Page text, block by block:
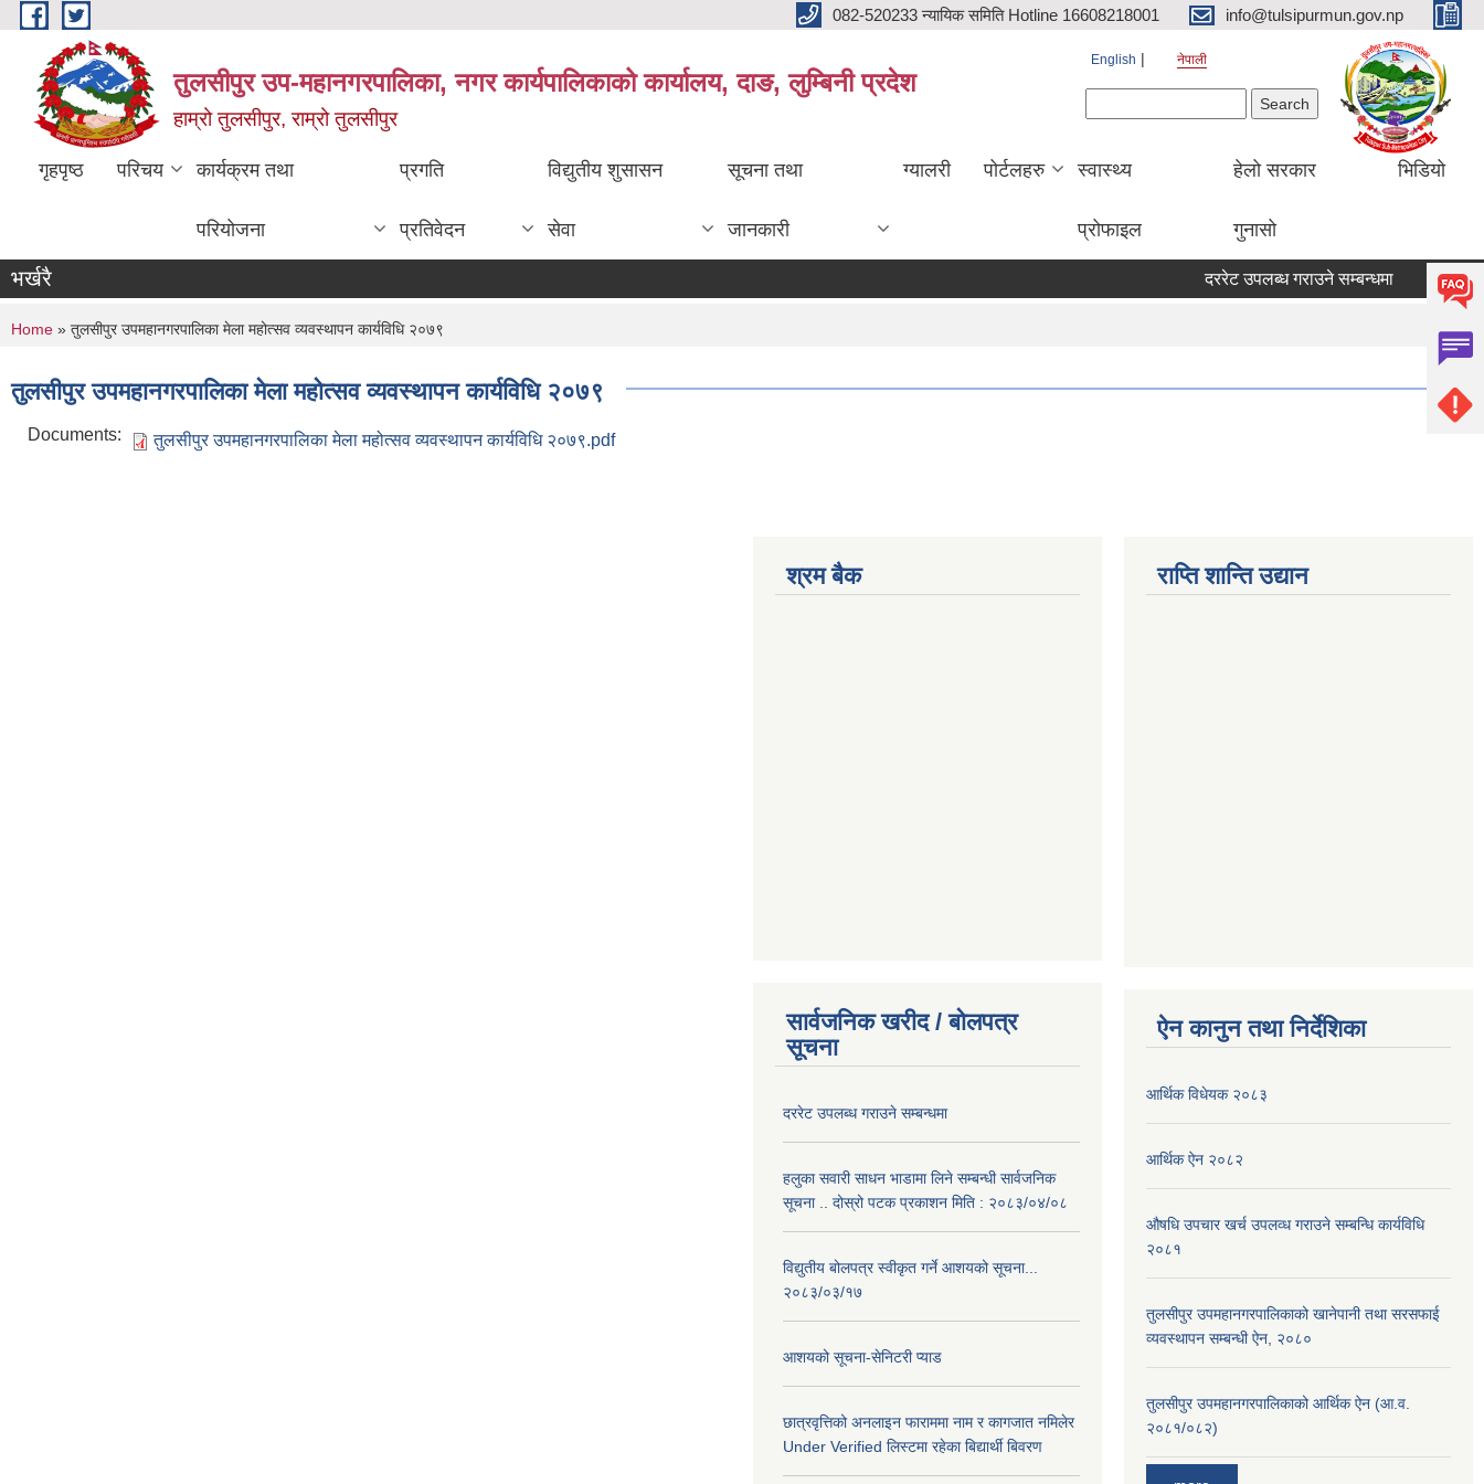
Skip to main content 082-520233 न्यायिक समिति Hotline 16608218001 info@tulsipurmun.gov.np
तुलसीपुर उप-महानगरपालिका, नगर कार्यपालिकाको कार्यालय, दाङ, लुम्बिनी प्रदेश
हाम्रो तुलसीपुर, राम्रो तुलसीपुर
English नेपाली
गृहपृष्ठ परिचय कार्यक्रम तथा
परियोजना
प्रगति
प्रतिवेदन
विद्युतीय शुसासन
सेवा
सूचना तथा
जानकारी
ग्यालरी पोर्टलहरु स्वास्थ्य
प्रोफाइल
हेलो सरकार
गुनासो
भिडियो
भर्खरै दररेट उपलब्ध गराउने सम्बन्धमा सरुवा
You are here
Home » तुलसीपुर उपमहानगरपालिका मेला महोत्सव व्यवस्थापन कार्यविधि २०७९
तुलसीपुर उपमहानगरपालिका मेला महोत्सव व्यवस्थापन कार्यविधि २०७९
Documents: तुलसीपुर उपमहानगरपालिका मेला महोत्सव व्यवस्थापन कार्यविधि २०७९.pdf
श्रम बैक
सार्वजनिक खरीद / बोलपत्र
सूचना
दररेट उपलब्ध गराउने सम्बन्धमा
हलुका सवारी साधन भाडामा लिने सम्बन्धी सार्वजनिक
सूचना .. दोस्रो पटक प्रकाशन मिति : २०८३/०४/०८
विद्युतीय बोलपत्र स्वीकृत गर्ने आशयको सूचना...
२०८३/०३/१७
आशयको सूचना-सेनिटरी प्याड
छात्रवृत्तिको अनलाइन फाराममा नाम र कागजात नमिलेर
Under Verified लिस्टमा रहेका बिद्यार्थी बिवरण
राप्ति शान्ति उद्यान
ऐन कानुन तथा निर्देशिका
आर्थिक विधेयक २०८३
आर्थिक ऐन २०८२
औषधि उपचार खर्च उपलव्ध गराउने सम्बन्धि कार्यविधि
२०८१
तुलसीपुर उपमहानगरपालिकाको खानेपानी तथा सरसफाई
व्यवस्थापन सम्बन्धी ऐन, २०८०
तुलसीपुर उपमहानगरपालिकाको आर्थिक ऐन (आ.व.
२०८१/०८२)